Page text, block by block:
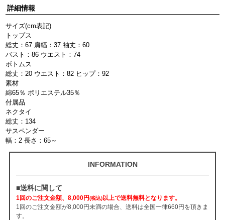
詳細情報
サイズ(cm表記)
トップス
総丈：67 肩幅：37 袖丈：60
バスト：86 ウエスト：74
ボトムス
総丈：20 ウエスト：82 ヒップ：92
素材
綿65％ ポリエステル35％
付属品
ネクタイ
総丈：134
サスペンダー
幅：2 長さ：65～
INFORMATION
■送料に関して
1回のご注文金額、8,000円(税込)以上で送料無料となります。
1回のご注文金額が8,000円未満の場合、送料は全国一律660円を頂きま
す。